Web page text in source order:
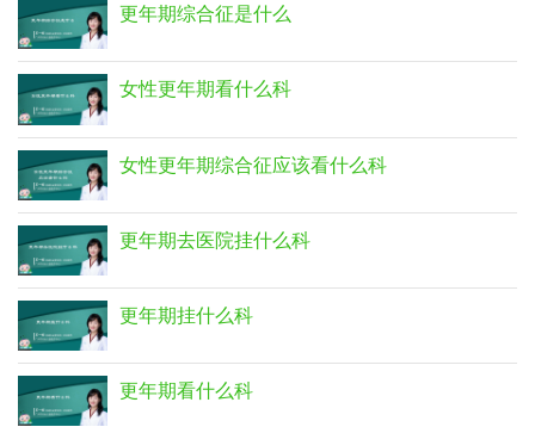
更年期综合征是什么
女性更年期看什么科
女性更年期综合征应该看什么科
更年期去医院挂什么科
更年期挂什么科
更年期看什么科